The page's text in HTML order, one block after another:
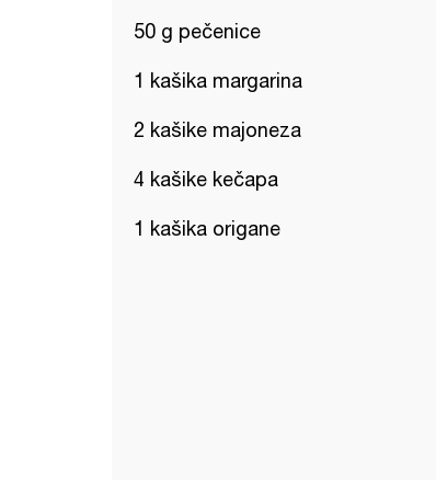
50 g pečenice
1 kašika margarina
2 kašike majoneza
4 kašike kečapa
1 kašika origane